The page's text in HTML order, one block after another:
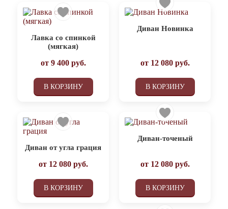
Лавка со спинкой
(мягкая)
от 9 400руб.
В КОРЗИНУ
Диван Новинка
от 12 080руб.
В КОРЗИНУ
Диван от угла грация
от 12 080руб.
В КОРЗИНУ
Диван-точеный
от 12 080руб.
В КОРЗИНУ